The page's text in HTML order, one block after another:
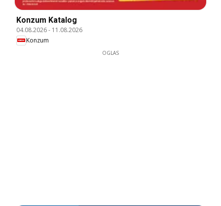
Konzum Katalog
04.08.2026- 11.08.2026
Konzum
OGLAS